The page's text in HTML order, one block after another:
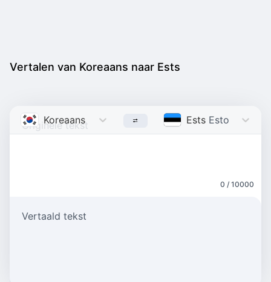
Vertalen van Koreaans naar Ests
Koreaans Korean Ests Estonian
0 / 10000
Vertaald tekst